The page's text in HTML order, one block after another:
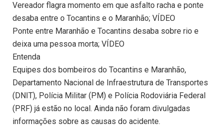
Vereador flagra momento em que asfalto racha e ponte
desaba entre o Tocantins e o Maranhão; VÍDEO
Ponte entre Maranhão e Tocantins desaba sobre rio e
deixa uma pessoa morta; VÍDEO
Entenda
Equipes dos bombeiros do Tocantins e Maranhão,
Departamento Nacional de Infraestrutura de Transportes
(DNIT), Polícia Militar (PM) e Polícia Rodoviária Federal
(PRF) já estão no local. Ainda não foram divulgadas
informações sobre as causas do acidente.